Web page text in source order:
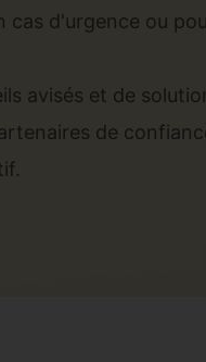
d'urgence ou
avisés et de
de